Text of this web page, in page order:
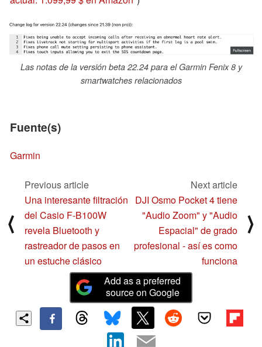
Las notas de la versión beta 22.24 para el Garmin Fenix 8 y
smartwatches relacionados
Fuente(s)
Garmin
⟨
Previous article
Una interesante filtración
del Casio F-B100W
revela Bluetooth y
rastreador de pasos en
un estuche clásico
Next article
DJI Osmo Pocket 4 tiene
"Audio Zoom" y "Audio
Espacial" de grado
profesional - así es como
funciona
⟩
Add as a preferred
source on Google